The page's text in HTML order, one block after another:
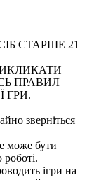
СТАРШЕ 21
ПРАВИЛ
ГРИ.
зверніться
може бути
ігри на